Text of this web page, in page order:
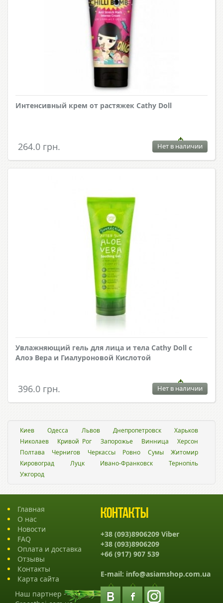
Интенсивный крем от растяжек Cathy Doll
264.0 грн. Нет в наличии
Увлажняющий гель для лица и тела Cathy Doll с
Алоэ Вера и Гиалуроновой Кислотой
396.0 грн. Нет в наличии
Киев Одесса Львов Днепропетровск
Харьков
Николаев
Кривой Рог Запорожье Винница
Херсон
Полтава
Чернигов Черкассы Ровно Сумы
Житомир
Кировоград
Луцк Ивано-Франковск
Тернопіль
Ужгород
Главная
О нас
Новости
FAQ
Оплата и доставка
Отзывы
Контакты
Карта сайта
Наш партнер -
Контакты
+38 (093)8906209 Viber
+38 (093)8906209
+66 (917) 907 539
E-mail: info@asiamshop.com.ua